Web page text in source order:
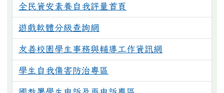
全民資安素養自我評量首頁
遊戲軟體分級查詢網
友善校園學生事務與輔導工作資訊網
學生自我傷害防治專區